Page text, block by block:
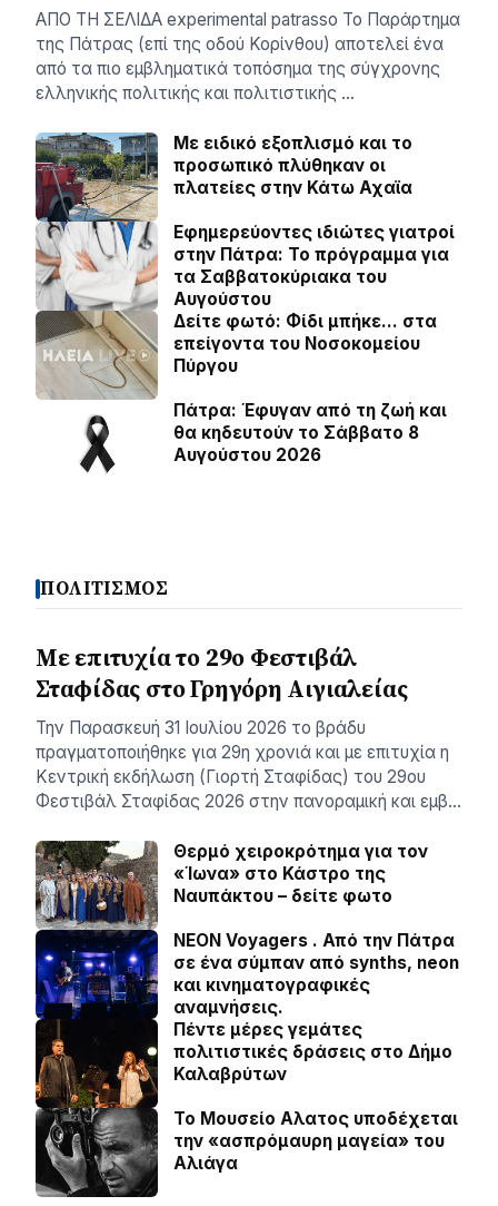
ΑΠΟ ΤΗ ΣΕΛΙΔΑ experimental patrasso Το Παράρτημα
της Πάτρας (επί της οδού Κορίνθου) αποτελεί ένα
από τα πιο εμβληματικά τοπόσημα της σύγχρονης
ελληνικής πολιτικής και πολιτιστικής …
Με ειδικό εξοπλισμό και το
προσωπικό πλύθηκαν οι
πλατείες στην Κάτω Αχαϊα
Εφημερεύοντες ιδιώτες γιατροί
στην Πάτρα: Το πρόγραμμα για
τα Σαββατοκύριακα του
Αυγούστου
Δείτε φωτό: Φίδι μπήκε… στα
επείγοντα του Νοσοκομείου
Πύργου
Πάτρα: Έφυγαν από τη ζωή και
θα κηδευτούν το Σάββατο 8
Αυγούστου 2026
ΠΟΛΙΤΙΣΜΟΣ
Με επιτυχία το 29ο Φεστιβάλ
Σταφίδας στο Γρηγόρη Aιγιαλείας
Την Παρασκευή 31 Ιουλίου 2026 το βράδυ
πραγματοποιήθηκε για 29η χρονιά και με επιτυχία η
Κεντρική εκδήλωση (Γιορτή Σταφίδας) του 29ου
Φεστιβάλ Σταφίδας 2026 στην πανοραμική και εμβ…
Θερμό χειροκρότημα για τον
«Ίωνα» στο Κάστρο της
Ναυπάκτου – δείτε φωτο
NEON Voyagers . Από την Πάτρα
σε ένα σύμπαν από synths, neon
και κινηματογραφικές
αναμνήσεις.
Πέντε μέρες γεμάτες
πολιτιστικές δράσεις στο Δήμο
Καλαβρύτων
Το Μουσείο Αλατος υποδέχεται
την «ασπρόμαυρη μαγεία» του
Αλιάγα